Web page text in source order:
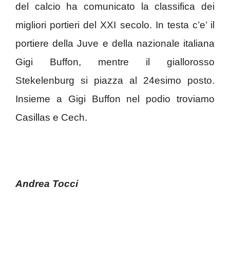
del calcio ha comunicato la classifica dei
migliori portieri del XXI secolo. In testa c’e’ il
portiere della Juve e della nazionale italiana
Gigi Buffon, mentre il giallorosso
Stekelenburg si piazza al 24esimo posto.
Insieme a Gigi Buffon nel podio troviamo
Casillas e Cech.
Andrea Tocci